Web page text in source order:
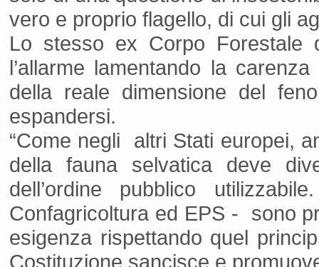
vero e proprio flagello, di cui gli
Lo stesso ex Corpo Forestale
l’allarme lamentando la
della reale dimensione del
espandersi.
“Come negli altri Stati europei,
della fauna selvatica deve
dell’ordine pubblico
Confagricoltura ed EPS - sono
esigenza rispettando quel
Costituzione sancisce e